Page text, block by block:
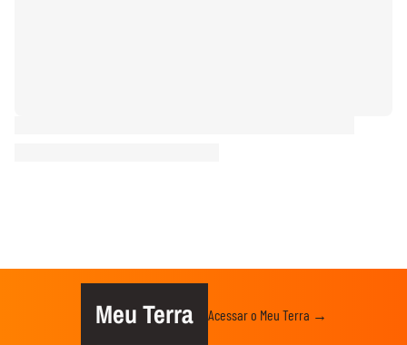
Meu Terra Acessar o Meu Terra →